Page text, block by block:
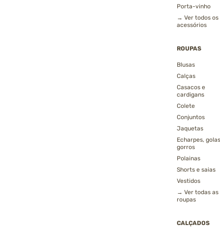
Porta-vinho
→ Ver todos os
acessórios
ROUPAS
Blusas
Calças
Casacos e
cardigans
Colete
Conjuntos
Jaquetas
Echarpes,
gorros
Polainas
Shorts e saias
Vestidos
→ Ver todas as
roupas
CALÇADOS